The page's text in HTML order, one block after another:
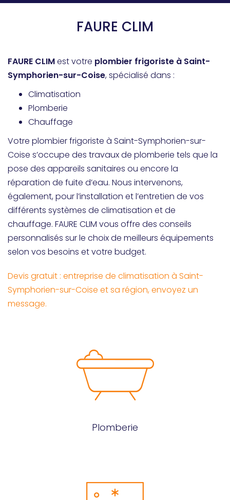
FAURE CLIM
FAURE CLIMest votre plombier frigoriste à Saint-
Symphorien-sur-Coise, spécialisé dans :
Climatisation
Plomberie
Chauffage
Votre plombier frigoriste à Saint-Symphorien-sur-
Coise s’occupe des travaux de plomberie tels que la
pose des appareils sanitaires ou encore la
réparation de fuite d’eau. Nous intervenons,
également, pour l’installation et l’entretien de vos
différents systèmes de climatisation et de
chauffage. FAURE CLIM vous offre des conseils
personnalisés sur le choix de meilleurs équipements
selon vos besoins et votre budget.
Devis gratuit : entreprise de climatisation à Saint-
Symphorien-sur-Coise et sa région, envoyez un
message.
Plomberie